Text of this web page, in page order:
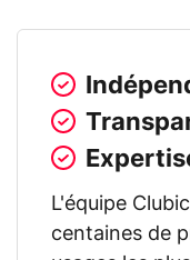
L'équipe
centaines de